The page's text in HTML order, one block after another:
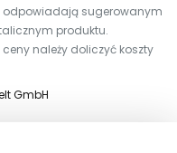
odpowiadają sugerowanym
produktu.
ceny należy doliczyć koszty
GmbH